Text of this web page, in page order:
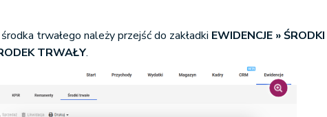
trwałego należy przejść do zakładki EWIDENCJE » ŚRODKI
TRWAŁY.